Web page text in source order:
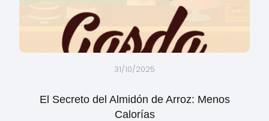
31/10/2025
El Secreto del Almidón de Arroz: Menos
Calorías